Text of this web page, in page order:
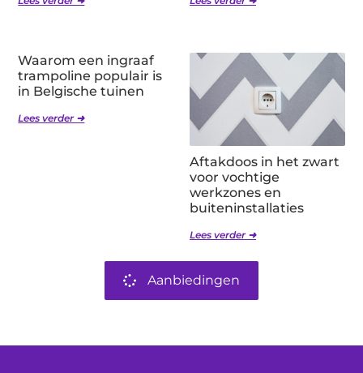
Waarom een ingraaf
trampoline populair is
in Belgische tuinen
Lees verder ➜
Aftakdoos in het zwart
voor vochtige
werkzones en
buiteninstallaties
Lees verder ➜
Aanbiedingen